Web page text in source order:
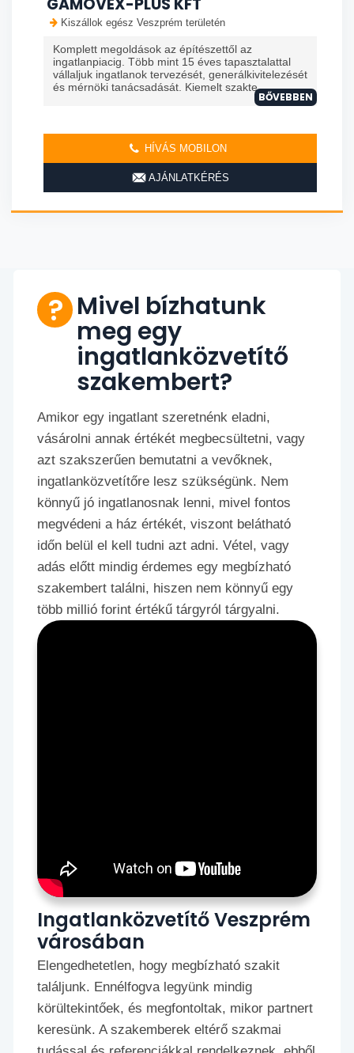
GAMOVEX-PLUS KFT
Kiszállok egész Veszprém területén
Komplett megoldások az építészettől az
ingatlanpiacig. Több mint 15 éves tapasztalattal
vállaljuk ingatlanok tervezését, generálkivitelezését
és mérnöki tanácsadását. Kiemelt szakte...
BŐVEBBEN
HÍVÁS MOBILON
AJÁNLATKÉRÉS
Mivel bízhatunk
meg egy
ingatlanközvetítő
szakembert?
Amikor egy ingatlant szeretnénk eladni,
vásárolni annak értékét megbecsültetni, vagy
azt szakszerűen bemutatni a vevőknek,
ingatlanközvetítőre lesz szükségünk. Nem
könnyű jó ingatlanosnak lenni, mivel fontos
megvédeni a ház értékét, viszont belátható
időn belül el kell tudni azt adni. Vétel, vagy
adás előtt mindig érdemes egy megbízható
szakembert találni, hiszen nem könnyű egy
több millió forint értékű tárgyról tárgyalni.
Ingatlanközvetítő Veszprém
városában
Elengedhetetlen, hogy megbízható szakit
találjunk. Ennélfogva legyünk mindig
körültekintőek, és megfontoltak, mikor partnert
keresünk. A szakemberek eltérő szakmai